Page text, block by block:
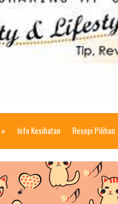
» Info Kesihatan Resepi Pilihan